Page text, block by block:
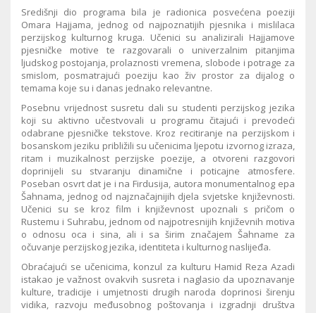
Središnji dio programa bila je radionica posvećena poeziji
Omara Hajjama, jednog od najpoznatijih pjesnika i mislilaca
perzijskog kulturnog kruga. Učenici su analizirali Hajjamove
pjesničke motive te razgovarali o univerzalnim pitanjima
ljudskog postojanja, prolaznosti vremena, slobode i potrage za
smislom, posmatrajući poeziju kao živ prostor za dijalog o
temama koje su i danas jednako relevantne.
Posebnu vrijednost susretu dali su studenti perzijskog jezika
koji su aktivno učestvovali u programu čitajući i prevodeći
odabrane pjesničke tekstove. Kroz recitiranje na perzijskom i
bosanskom jeziku približili su učenicima ljepotu izvornog izraza,
ritam i muzikalnost perzijske poezije, a otvoreni razgovori
doprinijeli su stvaranju dinamične i poticajne atmosfere.
Poseban osvrt dat je i na Firdusija, autora monumentalnog epa
Šahnama, jednog od najznačajnijih djela svjetske književnosti.
Učenici su se kroz film i književnost upoznali s pričom o
Rustemu i Suhrabu, jednom od najpotresnijih književnih motiva
o odnosu oca i sina, ali i sa širim značajem Šahname za
očuvanje perzijskog jezika, identiteta i kulturnog naslijeđa.
Obraćajući se učenicima, konzul za kulturu Hamid Reza Azadi
istakao je važnost ovakvih susreta i naglasio da upoznavanje
kulture, tradicije i umjetnosti drugih naroda doprinosi širenju
vidika, razvoju međusobnog poštovanja i izgradnji društva